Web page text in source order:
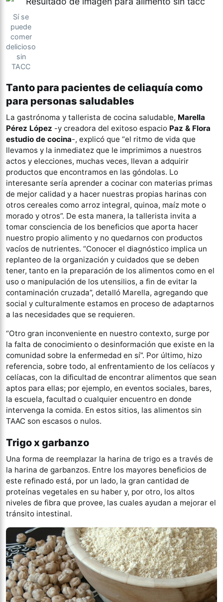
Sí se
puede
comer
delicioso
sin
TACC
Tanto para pacientes de celiaquía como
para personas saludables
La gastrónoma y tallerista de cocina saludable, Marella
Pérez López -y creadora del exitoso espacio Paz & Flora
estudio de cocina-, explicó que “el ritmo de vida que
llevamos y la inmediatez que le imprimimos a nuestros
actos y elecciones, muchas veces, llevan a adquirir
productos que encontramos en las góndolas. Lo
interesante sería aprender a cocinar con materias primas
de mejor calidad y a hacer nuestras propias harinas con
otros cereales como arroz integral, quinoa, maíz mote o
morado y otros”. De esta manera, la tallerista invita a
tomar consciencia de los beneficios que aporta hacer
nuestro propio alimento y no quedarnos con productos
vacíos de nutrientes. “Conocer el diagnóstico implica un
replanteo de la organización y cuidados que se deben
tener, tanto en la preparación de los alimentos como en el
uso o manipulación de los utensilios, a fin de evitar la
contaminación cruzada”, detalló Marella, agregando que
social y culturalmente estamos en proceso de adaptarnos
a las necesidades que se requieren.
“Otro gran inconveniente en nuestro contexto, surge por
la falta de conocimiento o desinformación que existe en la
comunidad sobre la enfermedad en sí”. Por último, hizo
referencia, sobre todo, al enfrentamiento de los celíacos y
celíacas, con la dificultad de encontrar alimentos que sean
aptos para ellas; por ejemplo, en eventos sociales, bares,
la escuela, facultad o cualquier encuentro en donde
intervenga la comida. En estos sitios, las alimentos sin
TAAC son escasos o nulos.
Trigo x garbanzo
Una forma de reemplazar la harina de trigo es a través de
la harina de garbanzos. Entre los mayores beneficios de
este refinado está, por un lado, la gran cantidad de
proteínas vegetales en su haber y, por otro, los altos
niveles de fibra que provee, las cuales ayudan a mejorar el
tránsito intestinal.